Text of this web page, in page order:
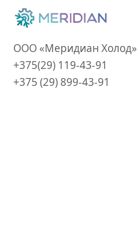
ООО «Меридиан Холод»
+375(29) 119-43-91‎
+375 (29) 899-43-91